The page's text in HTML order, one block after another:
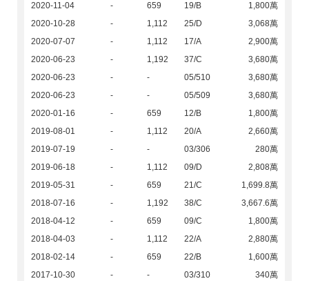
2020-11-04 - 659 19/B
1,800萬
2020-10-28
- 1,112 25/D
3,068萬
2020-07-07
- 1,112 17/A
2,900萬
2020-06-23
- 1,192 37/C
3,680萬
2020-06-23
- - 05/510
3,680萬
2020-06-23
- - 05/509
3,680萬
2020-01-16
- 659 12/B
1,800萬
2019-08-01
- 1,112 20/A
2,660萬
2019-07-19
- - 03/306
280萬
2019-06-18
- 1,112 09/D
2,808萬
2019-05-31
- 659 21/C
1,699.8萬
2018-07-16
- 1,192 38/C
3,667.6萬
2018-04-12
- 659 09/C
1,800萬
2018-04-03
- 1,112 22/A
2,880萬
2018-02-14
- 659 22/B
1,600萬
2017-10-30
- - 03/310
340萬